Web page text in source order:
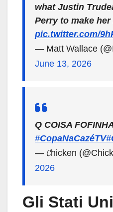
what Justin
Perry to make
pic.twitter.com/
— Matt Wallace
June 13, 2026
Q COISA
#CopaNaCazéTV
— 𝓒hicken
2026
Gli Stati